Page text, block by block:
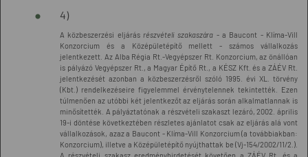
4)
A közbeszerzési eljárás részvételi szakaszára - a Baucont - Klíma-Vill
Konzorcium és a Középületépítő mellett - számos vállalkozás
jelentkezett. Az Alba Régia Rt.-Vegyépszer Rt. Konzorcium, az önállóan
is pályázó Vegyépszer Rt., a Magyar Építő Rt., a KÉSZ Kft. és a ZÁÉV Rt.
jelentkezését azonban a közbeszerzésről szóló 1995. évi XL. törvény
(Kbt.) rendelkezéseire figyelemmel érvénytelennek tekintették. Ezen
túlmenően az utóbbi két jelentkezőt az eljárás során alkalmatlannak is
minősítették. A pályáztatónak a részvételi szakaszt lezáró, 2002. április
19-i döntése következtében részletes ajánlatot csak az eljárás alá vont
vállalkozások, azaz a Baucont - Klíma-Vill Konzorcium (a továbbiakban:
Konzorcium), illetve a Középületépítő nyújthattak be (Vj-154/2002/11/2.).